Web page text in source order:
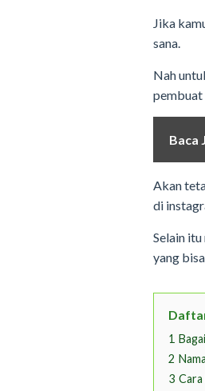
Jika
sana.
Nah
pembuat
Baca
Akan
di
Selain
yang
1
2
3